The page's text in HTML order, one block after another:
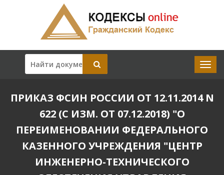
ПРИКАЗ ФСИН РОССИИ ОТ 12.11.2014 N
622 (С ИЗМ. ОТ 07.12.2018) "О
ПЕРЕИМЕНОВАНИИ ФЕДЕРАЛЬНОГО
КАЗЕННОГО УЧРЕЖДЕНИЯ "ЦЕНТР
ИНЖЕНЕРНО-ТЕХНИЧЕСКОГО